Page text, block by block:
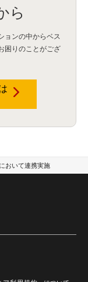
おいて連携実施
ら
ョンの中からベス
困りのことがござ